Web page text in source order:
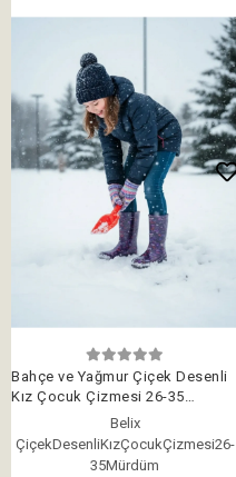
Bahçe ve Yağmur Çiçek Desenli
Kız Çocuk Çizmesi 26-35
Belix
ÇiçekDesenliKızÇocukÇizmesi26-
35Mürdüm